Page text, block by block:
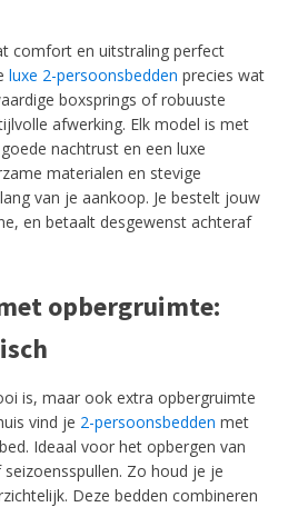
comfort en uitstraling perfect
luxe 2-persoonsbedden precies wat
boxsprings of robuuste
afwerking. Elk model is met
nachtrust en een luxe
materialen en stevige
van je aankoop. Je bestelt jouw
en betaalt desgewenst achteraf
opbergruimte:
is, maar ook extra opbergruimte
vind je 2-persoonsbedden met
Ideaal voor het opbergen van
Zo houd je je
Deze bedden combineren